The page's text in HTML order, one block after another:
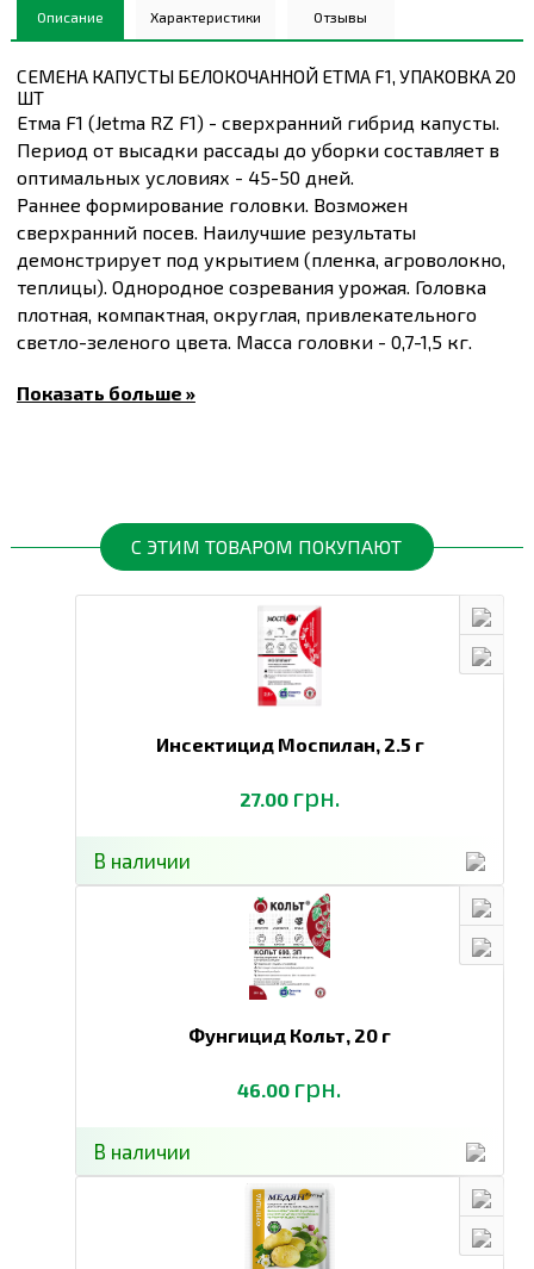
Описание Характеристики Отзывы
СЕМЕНА КАПУСТЫ БЕЛОКОЧАННОЙ ЕТМА F1, УПАКОВКА 20
ШТ
Етма F1 (Jetma RZ F1) - сверхранний гибрид капусты.
Период от высадки рассады до уборки составляет в
оптимальных условиях - 45-50 дней.
Раннее формирование головки. Возможен
сверхранний посев. Наилучшие результаты
демонстрирует под укрытием (пленка, агроволокно,
теплицы). Однородное созревания урожая. Головка
плотная, компактная, округлая, привлекательного
светло-зеленого цвета. Масса головки - 0,7-1,5 кг.
на 1 га
территории Украины.
Показать больше »
С ЭТИМ ТОВАРОМ ПОКУПАЮТ
Инсектицид Моспилан, 2.5 г
27.00 грн.
В наличии
Фунгицид Кольт, 20 г
46.00 грн.
В наличии